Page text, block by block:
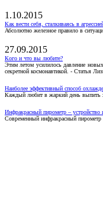
1.10.2015
Как вести себя, сталкиваясь в
Абсолютно железное правило в
27.09.2015
Кого и что вы любите?
Этим летом усилилось давление
секретной космонавтикой. - Статья
Наиболее эффективный способ
Каждый любит в жаркий день выпить
Инфракрасный пирометр – устройство
Современный инфракрасный пирометр